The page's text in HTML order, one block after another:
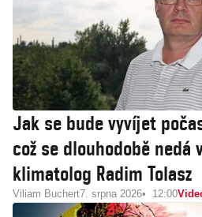
Jak se bude vyvíjet
což se dlouhodobě nedá
klimatolog Radim Tolasz
Viliam Buchert7. srpna 2026 12:00